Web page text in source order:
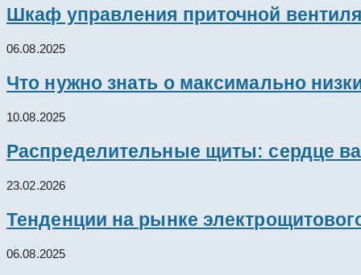
Шкаф управления приточной
06.08.2025
Что нужно знать о максимально
10.08.2025
Распределительные щиты: сердце
23.02.2026
Тенденции на рынке
06.08.2025